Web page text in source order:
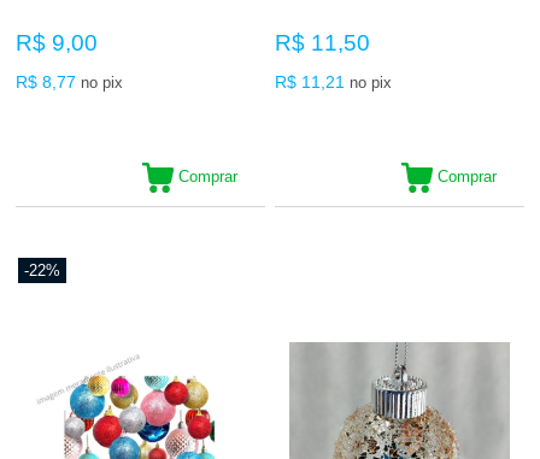
R$ 9,00
R$ 8,77 no pix
Comprar
R$ 11,50
R$ 11,21 no pix
Comprar
-22%